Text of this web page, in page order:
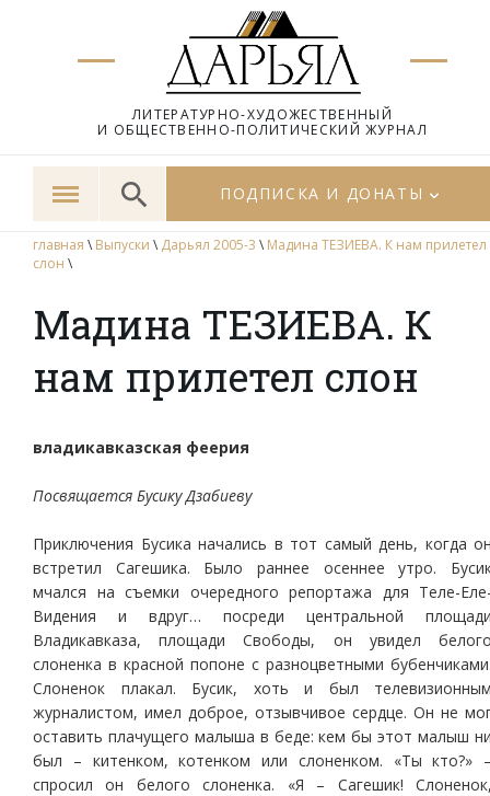
ЛИТЕРАТУРНО-ХУДОЖЕСТВЕННЫЙ
И ОБЩЕСТВЕННО-ПОЛИТИЧЕСКИЙ ЖУРНАЛ
ПОДПИСКА И ДОНАТЫ
главная \ Выпуски \ Дарьял 2005-3 \ Мадина ТЕЗИЕВА. К нам прилетел
слон \
Мадина ТЕЗИЕВА. К
нам прилетел слон
владикавказская феерия
Посвящается Бусику Дзабиеву
Приключения Бусика начались в тот самый день, когда
встретил Сагешика. Было раннее осеннее утро.
мчался на съемки очередного репортажа для Теле-
Видения и вдруг… посреди центральной
Владикавказа, площади Свободы, он увидел
слоненка в красной попоне с разноцветными
Слоненок плакал. Бусик, хоть и был
журналистом, имел доброе, отзывчивое сердце. Он не
оставить плачущего малыша в беде: кем бы этот малыш
был – китенком, котенком или слоненком. «Ты кто?»
спросил он белого слоненка. «Я – Сагешик!